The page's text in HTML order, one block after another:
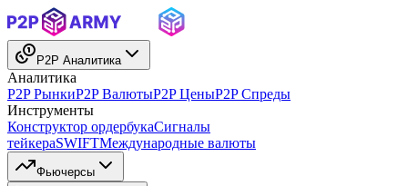
P2P Аналитика
Аналитика
P2P РынкиP2P ВалютыP2P ЦеныP2P Спреды
Инструменты
Конструктор ордербукаСигналы
тейкераSWIFTМеждународные валюты
Фьючерсы